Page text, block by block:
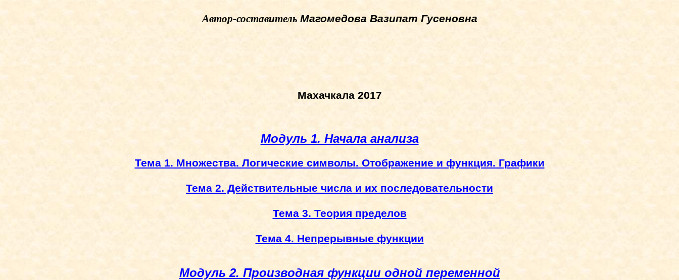
Автор-составитель Магомедова Вазипат Гусеновна
Махачкала 2017
Модуль 1. Начала анализа
Тема 1. Множества. Логические символы. Отображение и функция. Графики
Тема 2. Действительные числа и их последовательности
Тема 3. Теория пределов
Тема 4. Непрерывные функции
Модуль 2. Производная функции одной переменной